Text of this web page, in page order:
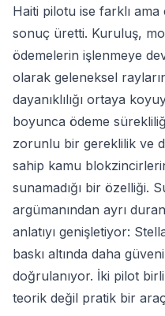
Haiti pilotu ise farklı
sonuç üretti. Kuruluş,
ödemelerin işlenmeye
olarak geleneksel
dayanıklılığı ortaya
boyunca ödeme
zorunlu bir gereklilik ve
sahip kamu
sunamadığı bir özelliği.
argümanından ayrı
anlatıyı genişletiyor:
baskı altında daha
doğrulanıyor. İki pilot
teorik değil pratik bir